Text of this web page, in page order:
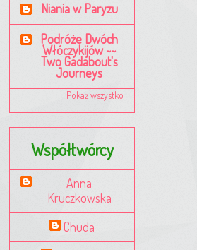
Niania w Paryzu
Podróże Dwóch
Włóczykijów ~~
Two Gadabout's
Journeys
Pokaż wszystko
Współtwórcy
Anna
Kruczkowska
Chuda